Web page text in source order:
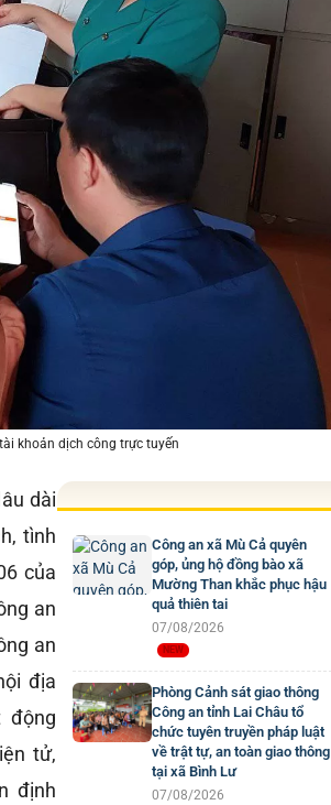
khoản dịch công trực tuyến
dài
tình
của
an
an
địa
động
tử,
định
Công an xã Mù Cả quyên
góp, ủng hộ đồng bào xã
Mường Than khắc phục hậu
quả thiên tai
07/08/2026
Phòng Cảnh sát giao thông
Công an tỉnh Lai Châu tổ
chức tuyên truyền pháp luật
về trật tự, an toàn giao thông
tại xã Bình Lư
07/08/2026